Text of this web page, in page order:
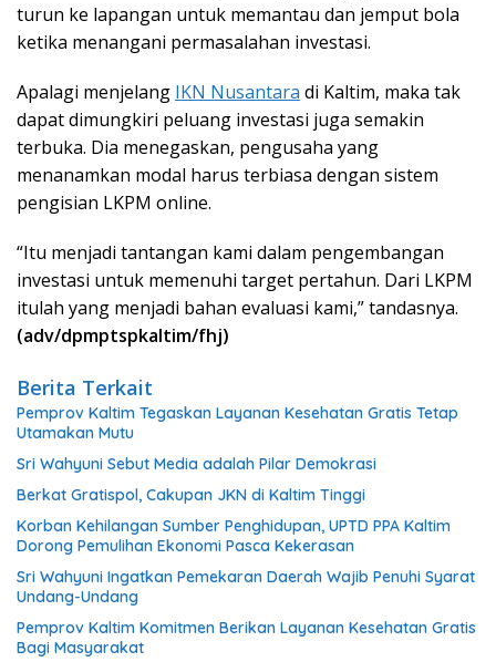
turun ke lapangan untuk memantau dan jemput bola
ketika menangani permasalahan investasi.
Apalagi menjelang IKN Nusantara di Kaltim, maka tak
dapat dimungkiri peluang investasi juga semakin
terbuka. Dia menegaskan, pengusaha yang
menanamkan modal harus terbiasa dengan sistem
pengisian LKPM online.
“Itu menjadi tantangan kami dalam pengembangan
investasi untuk memenuhi target pertahun. Dari LKPM
itulah yang menjadi bahan evaluasi kami,” tandasnya.
(adv/dpmptspkaltim/fhj)
Berita Terkait
Pemprov Kaltim Tegaskan Layanan Kesehatan Gratis Tetap
Utamakan Mutu
Sri Wahyuni Sebut Media adalah Pilar Demokrasi
Berkat Gratispol, Cakupan JKN di Kaltim Tinggi
Korban Kehilangan Sumber Penghidupan, UPTD PPA Kaltim
Dorong Pemulihan Ekonomi Pasca Kekerasan
Sri Wahyuni Ingatkan Pemekaran Daerah Wajib Penuhi Syarat
Undang-Undang
Pemprov Kaltim Komitmen Berikan Layanan Kesehatan Gratis
Bagi Masyarakat